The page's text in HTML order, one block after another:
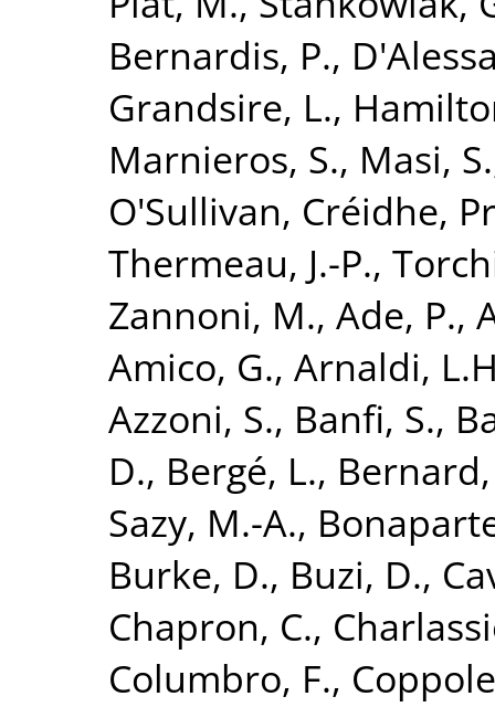
Bernardis, P.,
Grandsire, L.,
Marnieros, S., Masi, S.
O'Sullivan, Créidhe,
Thermeau, J.-P.,
Zannoni, M., Ade, P.,
Amico, G., Arnaldi,
Azzoni, S., Banfi, S.,
D., Bergé, L., Bernard,
Sazy, M.-A.,
Burke, D., Buzi, D.,
Chapron, C.,
Columbro, F.,